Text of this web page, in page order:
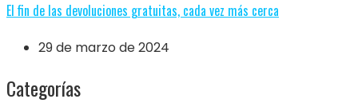
El fin de las devoluciones gratuitas, cada vez más cerca
29 de marzo de 2024
Categorías